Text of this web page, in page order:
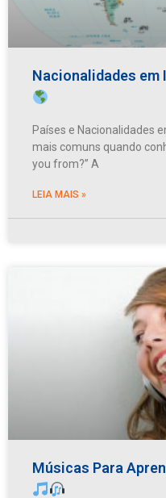
Nacionalidades em
Países e Nacionalidades
mais comuns quando
you from?” A
LEIA MAIS »
Músicas Para